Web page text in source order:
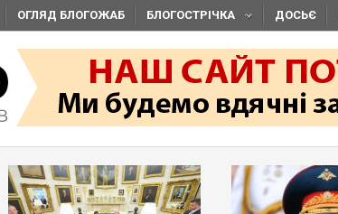
ОГЛЯД БЛОГОЖАБ БЛОГОСТРІЧКА ДОСЬЄ